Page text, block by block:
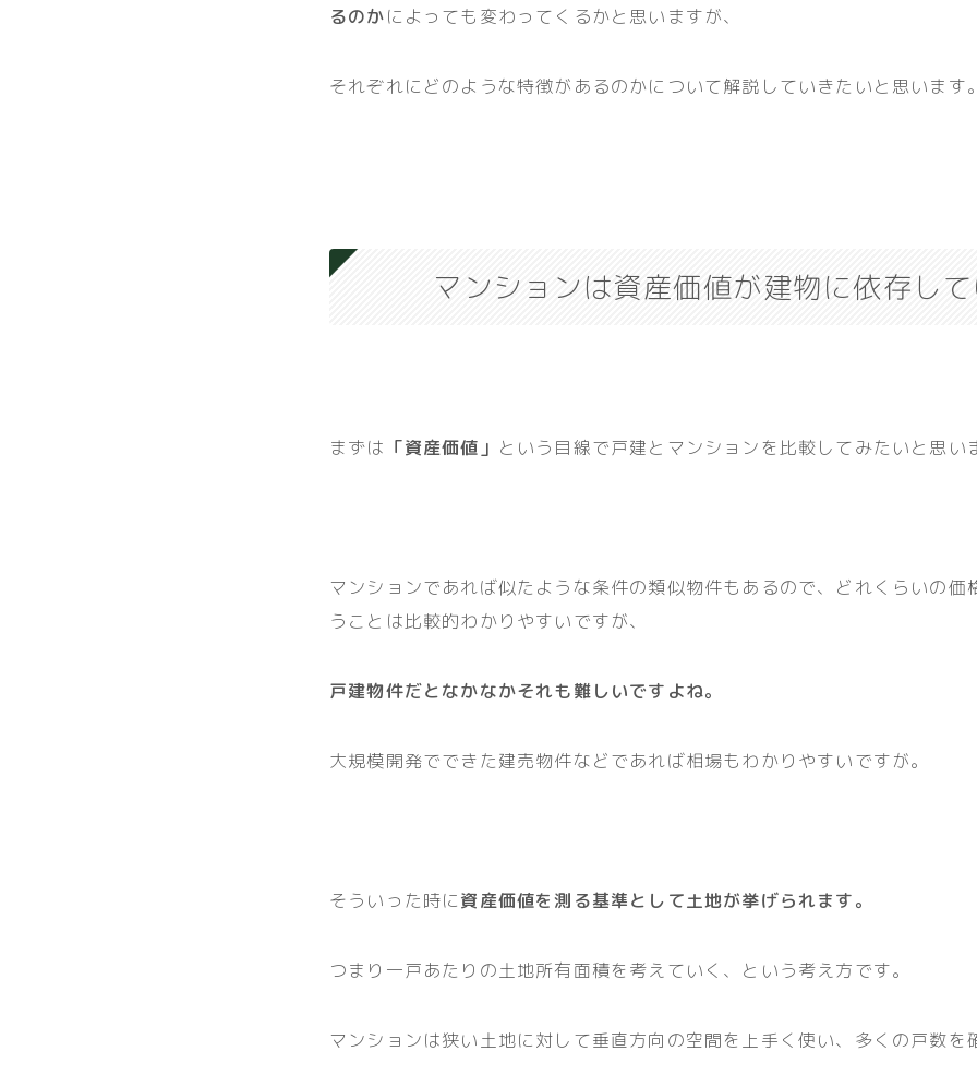
るのかによっても変わってくるかと思いますが、
それぞれにどのような特徴があるのかについて解説していきたいと思います。
マンションは資産価値が建物に依存し
まずは 「資産価値」 という目線で戸建とマンションを比較してみたいと思い
マンションであれば似たような条件の類似物件もあるので、どれくらいの価
うことは比較的わかりやすいですが、
戸建物件だとなかなかそれも難しいですよね。
大規模開発でできた建売物件などであれば相場もわかりやすいですが。
そういった時に資産価値を測る基準として土地が挙げられます。
つまり一戸あたりの土地所有面積を考えていく、という考え方です。
マンションは狭い土地に対して垂直方向の空間を上手く使い、多くの戸数を